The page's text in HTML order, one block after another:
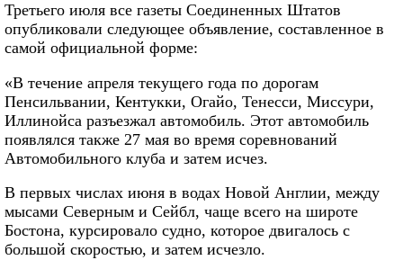
Третьего июля все газеты Соединенных Штатов
опубликовали следующее объявление, составленное в
самой официальной форме:
«В течение апреля текущего года по дорогам
Пенсильвании, Кентукки, Огайо, Тенесси, Миссури,
Иллинойса разъезжал автомобиль. Этот автомобиль
появлялся также 27 мая во время соревнований
Автомобильного клуба и затем исчез.
В первых числах июня в водах Новой Англии, между
мысами Северным и Сейбл, чаще всего на широте
Бостона, курсировало судно, которое двигалось с
большой скоростью, и затем исчезло.